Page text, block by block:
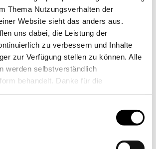
Thema Nutzungsverhalten der
Website sieht das anders aus.
uns dabei, die Leistung der
zu verbessern und Inhalte
zur Verfügung stellen zu können. Alle
werden selbstverständlich
behandelt. Danke für die
der Verband Landestrainer sowie